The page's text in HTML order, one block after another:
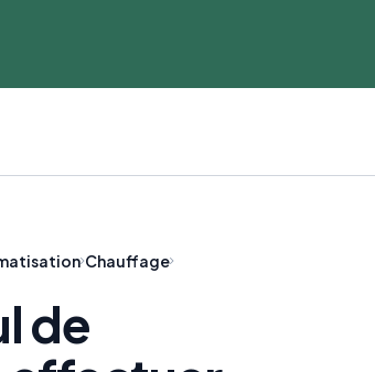
Chauffage
de